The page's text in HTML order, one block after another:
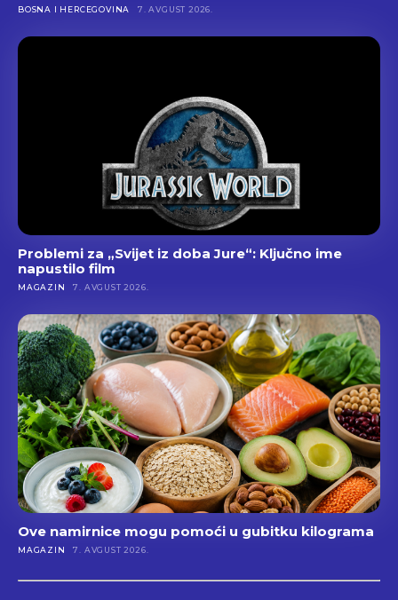
BOSNA I HERCEGOVINA 7. AVGUST 2026.
Problemi za „Svijet iz doba Jure“: Ključno ime
napustilo film
MAGAZIN 7. AVGUST 2026.
Ove namirnice mogu pomoći u gubitku kilograma
MAGAZIN 7. AVGUST 2026.